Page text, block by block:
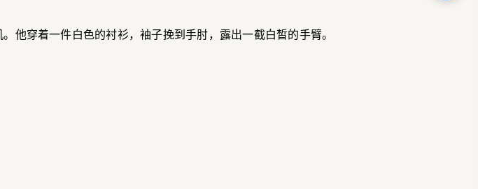
他穿着一件白色的衬衫，袖子挽到手肘，露出一截白皙的手臂。